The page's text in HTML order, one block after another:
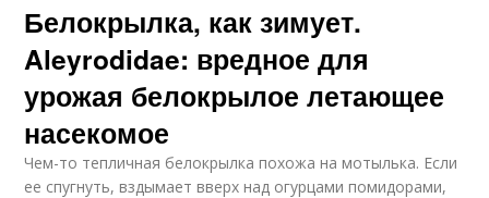
Белокрылка, как зимует.
Aleyrodidae: вредное для
урожая белокрылое летающее
насекомое
Чем-то тепличная белокрылка похожа на мотылька. Если
ее спугнуть, вздымает вверх над огурцами помидорами,